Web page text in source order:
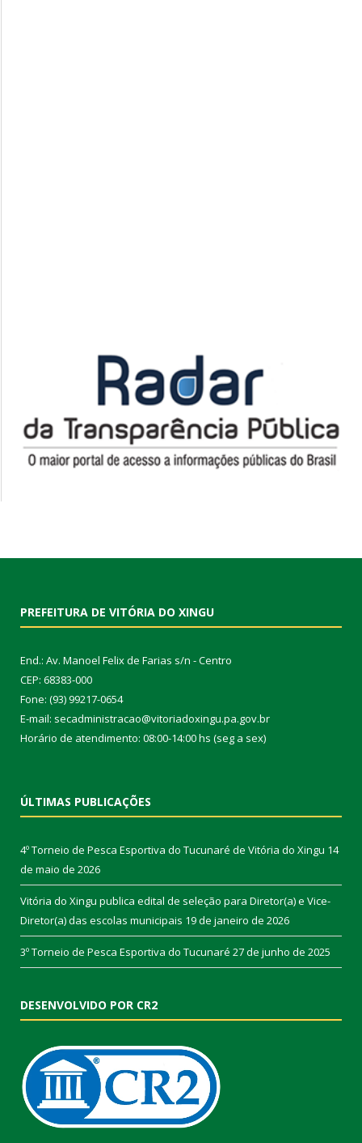
PREFEITURA DE VITÓRIA DO XINGU
End.: Av. Manoel Felix de Farias s/n - Centro
CEP: 68383-000
Fone: (93) 99217-0654
E-mail: secadministracao@vitoriadoxingu.pa.gov.br
Horário de atendimento: 08:00-14:00 hs (seg a sex)
ÚLTIMAS PUBLICAÇÕES
4º Torneio de Pesca Esportiva do Tucunaré de Vitória do Xingu 14
de maio de 2026
Vitória do Xingu publica edital de seleção para Diretor(a) e Vice-
Diretor(a) das escolas municipais 19 de janeiro de 2026
3º Torneio de Pesca Esportiva do Tucunaré 27 de junho de 2025
DESENVOLVIDO POR CR2